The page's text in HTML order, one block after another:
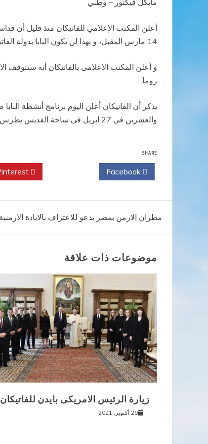
مايكل فيكتور – وطني
14 مارس المقبل، و بهذا لن يكون البابا بدولة الفاتيكان في الذكرى الأولى لانتخابه في 13 مارس.
و أعلن المكتب الاعلامى بالفاتيكان أنه
روما.
والعشرين في 27 ابريل في ساحة القديس بطرس.
SHARE
تصفّح
المقالات
مطران الارمن بمصر يدعو للاعتراف بالابادة الارمنية
موضوعات ذات علاقة
زيارة الرئيس الامريكى بايدن للفاتيكان
29 أكتوبر, 2021